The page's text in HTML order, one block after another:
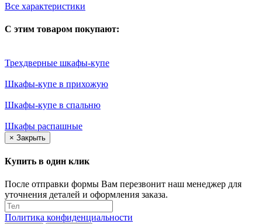
Все характеристики
С этим товаром покупают:
Трехдверные шкафы-купе
Шкафы-купе в прихожую
Шкафы-купе в спальню
Шкафы распашные
× Закрыть
Купить в один клик
После отправки формы Вам перезвонит наш менеджер для
уточнения деталей и оформления заказа.
Политика конфиденциальности